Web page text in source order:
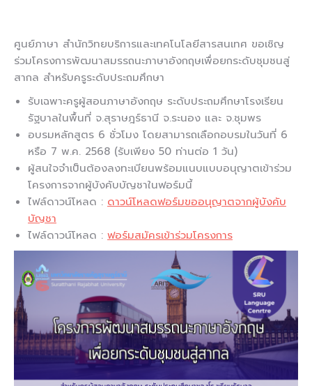
ศูนย์ภาษา สำนักวิทยบริการและเทคโนโลยีสารสนเทศ ขอเชิญ
ร่วมโครงการพัฒนาสมรรถนะภาษาอังกฤษเพื่อยกระดับชุมชนสู่
สากล สำหรับครูระดับประถมศึกษา
รับเฉพาะครูผู้สอนภาษาอังกฤษ ระดับประถมศึกษาโรงเรียน
รัฐบาลในพื้นที่ จ.สุราษฎร์ธานี จ.ระนอง และ จ.ชุมพร
อบรมหลักสูตร 6 ชั่วโมง โดยสามารถเลือกอบรมในวันที่ 6
หรือ 7 พ.ค. 2568 (รับเพียง 50 ท่านต่อ 1 วัน)
ผู้สนใจจำเป็นต้องลงทะเบียนพร้อมแนบแบบอนุญาตเข้าร่วม
โครงการจากผู้บังคับบัญชาในฟอร์มนี้
ไฟล์ดาวน์โหลด : ดาวน์โหลดฟอร์มขออนุญาตจากผู้บังคับ
บัญชา
ไฟล์ดาวน์โหลด : ฟอร์มสมัครเข้าร่วมโครงการ